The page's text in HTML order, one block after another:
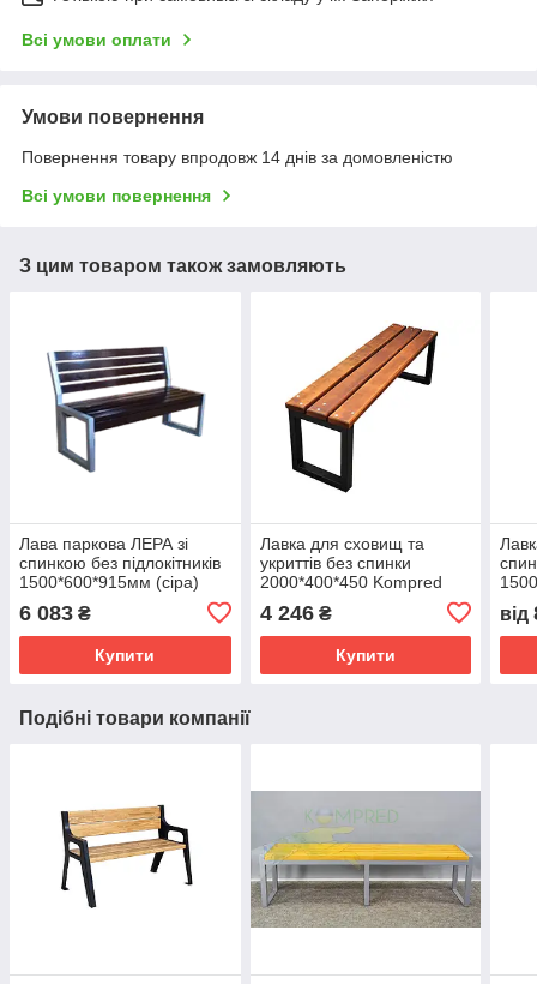
Всі умови оплати
Умови повернення
Повернення товару впродовж 14 днів за домовленістю
Всі умови повернення
З цим товаром також замовляють
Лава паркова ЛЕРА зі
спинкою без підлокітників
1500*600*915мм (сіра)
6 083 ₴
Купити
Лавка для сховищ та
укриттів без спинки
2000*400*450 Kompred
4 246₴
Купити
від
Подібні товари компанії